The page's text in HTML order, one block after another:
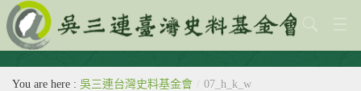
關於本會
You are here : 吳三連台灣史料基金會 / 07_h_k_w